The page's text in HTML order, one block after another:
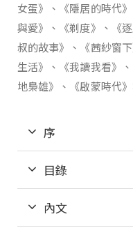
女蛋》、《隱居的時代
與愛》、《剃度》、《
叔的故事》、《茜紗窗
生活》、《我讀我看》
地梟雄》、《啟蒙時代
序
目錄
內文